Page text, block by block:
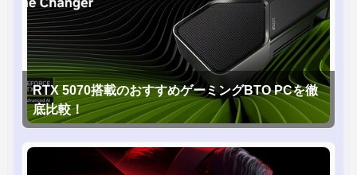
RTX 5070搭載のおすすめゲーミングBTO PCを徹
底比較！